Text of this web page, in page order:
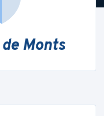
Monts